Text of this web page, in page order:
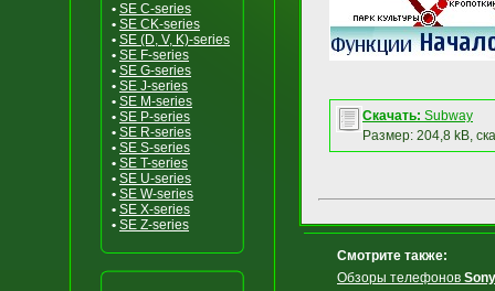
• SE C-series
• SE CK-series
• SE (D, V, K)-series
• SE F-series
• SE G-series
• SE J-series
• SE M-series
• SE P-series
• SE R-series
• SE S-series
• SE T-series
• SE U-series
• SE W-series
• SE X-series
• SE Z-series
Скачать: Subway
Размер: 204,8 kB,
Смотрите также:
Обзоры телефонов